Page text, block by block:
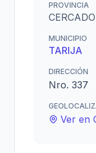
PROVINCIA
CERCADO
MUNICIPIO
TARIJA
DIRECCIÓN
Nro. 337
Ver en